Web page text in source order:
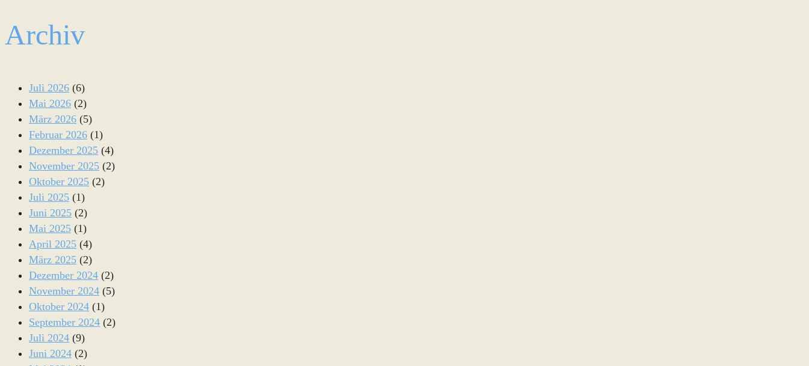
Archiv
Juli 2026 (6)
Mai 2026 (2)
März 2026 (5)
Februar 2026 (1)
Dezember 2025 (4)
November 2025 (2)
Oktober 2025 (2)
Juli 2025 (1)
Juni 2025 (2)
Mai 2025 (1)
April 2025 (4)
März 2025 (2)
Dezember 2024 (2)
November 2024 (5)
Oktober 2024 (1)
September 2024 (2)
Juli 2024 (9)
Juni 2024 (2)